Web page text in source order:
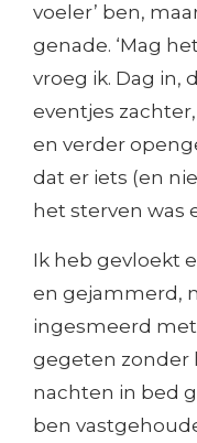
voeler’ ben,
genade. ‘Mag
vroeg ik. Dag in,
eventjes
en verder
dat er iets (en
het sterven was
Ik heb gevloekt
en gejammerd,
ingesmeerd
gegeten zonder
nachten in bed
ben